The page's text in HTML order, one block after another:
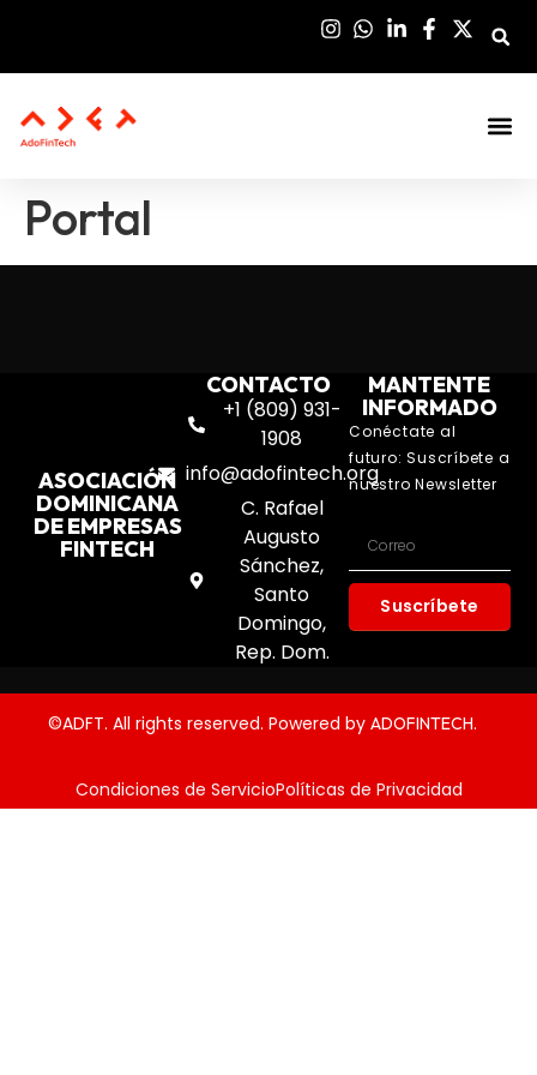
Portal
ASOCIACIÓN
DOMINICANA
DE EMPRESAS
FINTECH
CONTACTO
+1 (809) 931-
1908
info@adofintech.org
C. Rafael
Augusto
Sánchez,
Santo
Domingo,
Rep. Dom.
MANTENTE
INFORMADO
Conéctate al
futuro: Suscríbete a
nuestro Newsletter
Suscríbete
©ADFT. All rights reserved. Powered by ADOFINTECH.
Condiciones de ServicioPolíticas de Privacidad